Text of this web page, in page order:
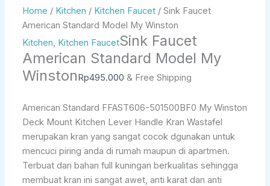
Home / Kitchen / Kitchen Faucet / Sink Faucet
American Standard Model My Winston
Kitchen, Kitchen FaucetSink Faucet
American Standard Model My
WinstonRp495.000 & Free Shipping
American Standard FFAST606-501500BF0 My Winston
Deck Mount Kitchen Lever Handle Kran Wastafel
merupakan kran yang sangat cocok dgunakan untuk
mencuci piring anda di rumah maupun di apartmen.
Terbuat dari bahan full kuningan berkualitas sehingga
membuat kran ini sangat awet, anti karat dan anti